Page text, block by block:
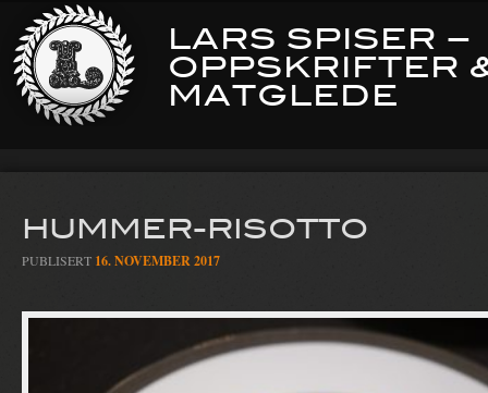
LARS SPISER –
OPPSKRIFTER
MATGLEDE
HUMMER-RISOTTO
PUBLISERT 16. NOVEMBER 2017